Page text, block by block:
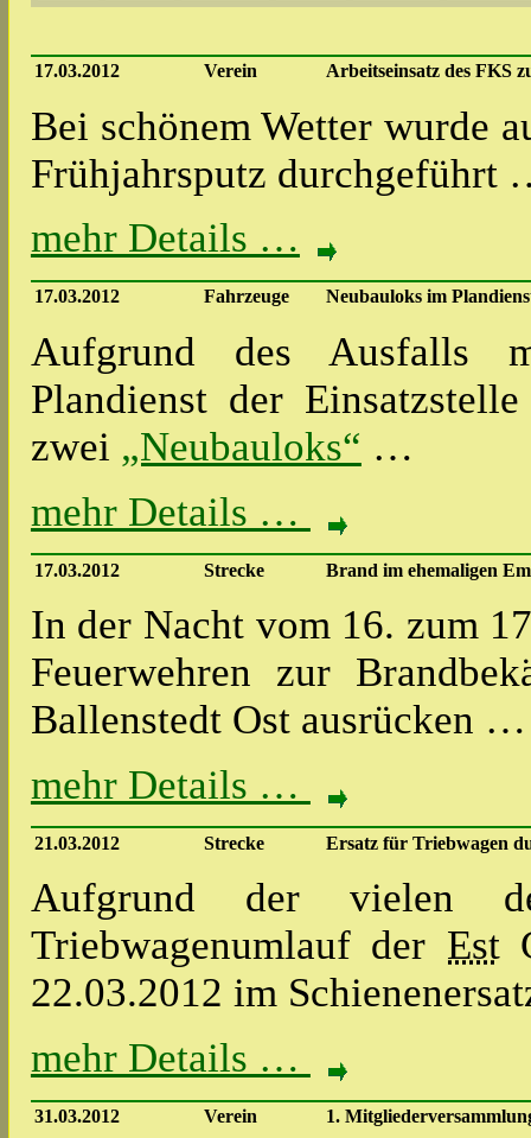
17.03.2012 Verein Arbeitseinsatz des FKS
Bei schönem Wetter wurde
Frühjahrsputz durchgeführt
mehr Details …
17.03.2012 Fahrzeuge Neubauloks im
Aufgrund des Ausfalls
Plandienst der
zwei „Neubauloks“ …
mehr Details …
17.03.2012 Strecke Brand im ehemaligen
In der Nacht vom 16. zum
Feuerwehren zur
Ballenstedt Ost ausrücken …
mehr Details …
21.03.2012 Strecke Ersatz für Triebwagen
Aufgrund der vielen
Triebwagenumlauf der Est
22.03.2012 im
mehr Details …
31.03.2012 Verein 1.